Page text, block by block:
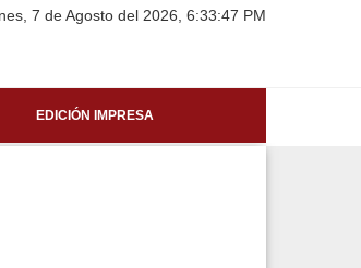
7 de Agosto del 2026, 6:33:47 PM
EDICIÓN IMPRESA